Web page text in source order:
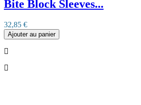
Bite Block Sleeves...
32,85 €
Ajouter au panier